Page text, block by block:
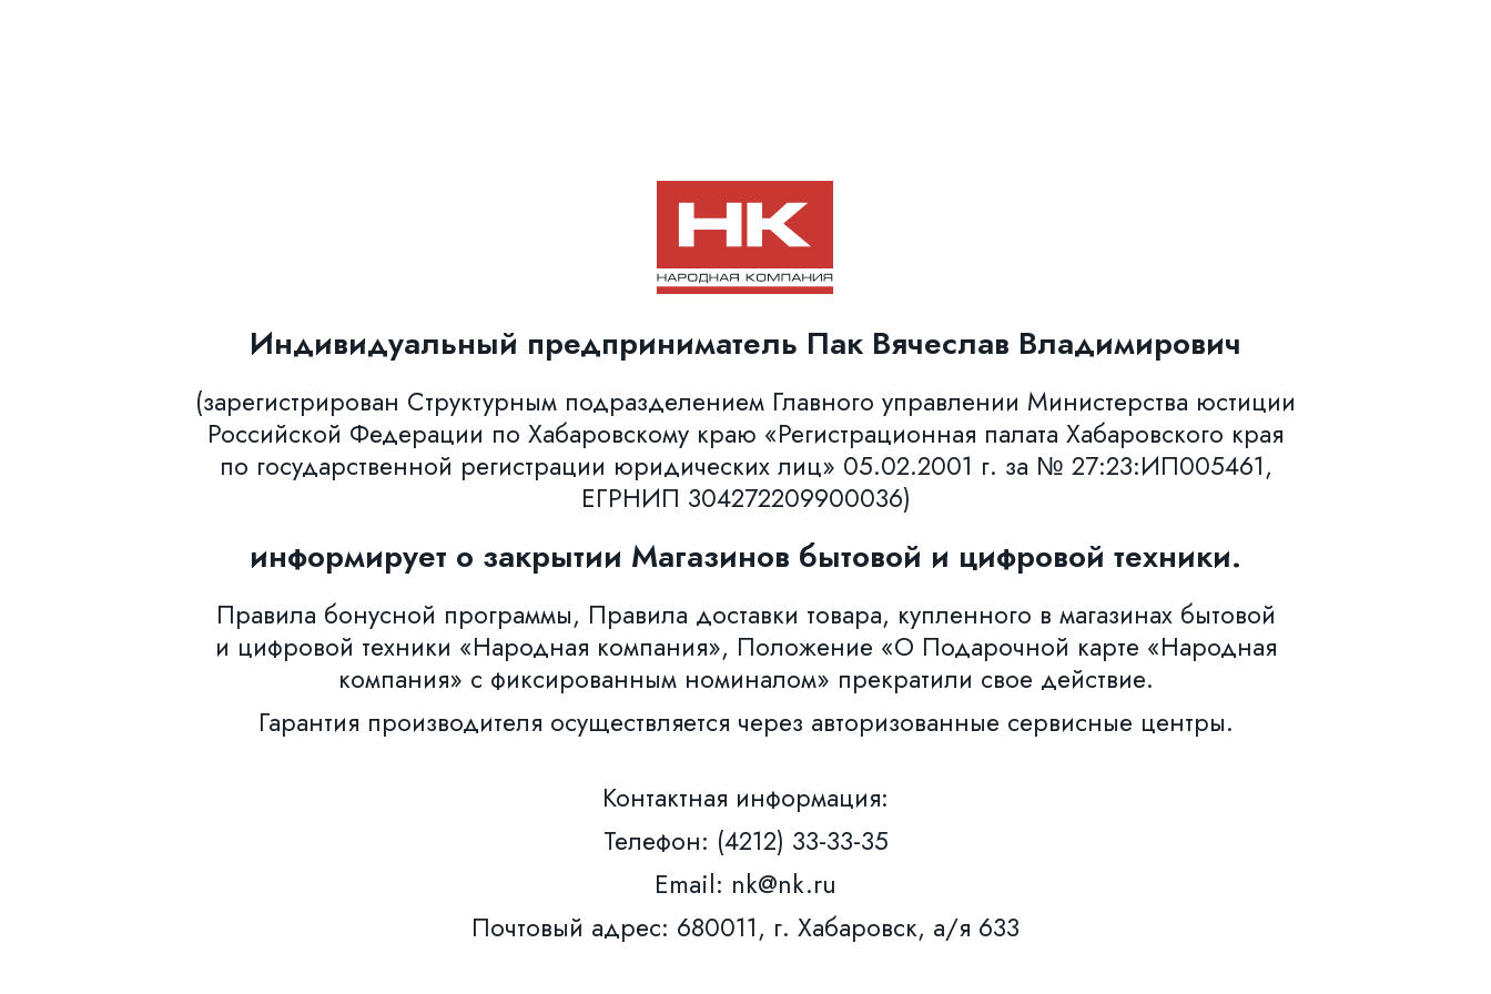
Индивидуальный предприниматель Пак Вячеслав Владимирович
(зарегистрирован Структурным подразделением Главного управлении Министерства юстиции
Российской Федерации по Хабаровскому краю «Регистрационная палата Хабаровского края
по государственной регистрации юридических лиц» 05.02.2001 г. за № 27:23:ИП005461,
ЕГРНИП 304272209900036)
информирует о закрытии Магазинов бытовой и цифровой техники.
Правила бонусной программы, Правила доставки товара, купленного в магазинах бытовой
и цифровой техники «Народная компания», Положение «О Подарочной карте «Народная
компания» с фиксированным номиналом» прекратили свое действие.
Гарантия производителя осуществляется через авторизованные сервисные центры.
Контактная информация:
Телефон: (4212) 33-33-35
Email: nk@nk.ru
Почтовый адрес: 680011, г. Хабаровск, а/я 633